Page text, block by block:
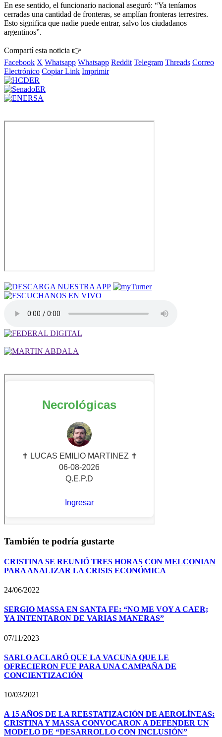
En ese sentido, el funcionario nacional aseguró: “Ya teníamos
cerradas una cantidad de fronteras, se amplían fronteras terrestres.
Esto significa que nadie puede entrar, salvo los ciudadanos
argentinos”.
Compartí esta noticia 👉
Facebook X Whatsapp Whatsapp Reddit Telegram Threads Correo
Electrónico Copiar Link Imprimir
También te podría gustarte
CRISTINA SE REUNIÓ TRES HORAS CON MELCONIAN
PARA ANALIZAR LA CRISIS ECONÓMICA
24/06/2022
SERGIO MASSA EN SANTA FE: “NO ME VOY A CAER;
YA INTENTARON DE VARIAS MANERAS”
07/11/2023
SARLO ACLARÓ QUE LA VACUNA QUE LE
OFRECIERON FUE PARA UNA CAMPAÑA DE
CONCIENTIZACIÓN
10/03/2021
A 15 AÑOS DE LA REESTATIZACIÓN DE AEROLÍNEAS:
CRISTINA Y MASSA CONVOCARON A DEFENDER UN
MODELO DE “DESARROLLO CON INCLUSIÓN”